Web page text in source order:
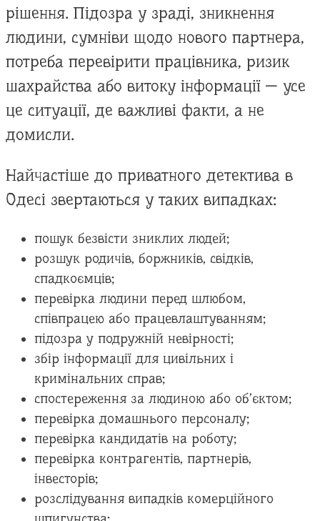
рішення. Підозра у зраді, зникнення
людини, сумніви щодо нового партнера,
потреба перевірити працівника, ризик
шахрайства або витоку інформації — усе
це ситуації, де важливі факти, а не
домисли.
Найчастіше до приватного детектива в
Одесі звертаються у таких випадках:
пошук безвісти зниклих людей;
розшук родичів, боржників, свідків,
спадкоємців;
перевірка людини перед шлюбом,
співпрацею або працевлаштуванням;
підозра у подружній невірності;
збір інформації для цивільних і
кримінальних справ;
спостереження за людиною або об’єктом;
перевірка домашнього персоналу;
перевірка кандидатів на роботу;
перевірка контрагентів, партнерів,
інвесторів;
розслідування випадків комерційного